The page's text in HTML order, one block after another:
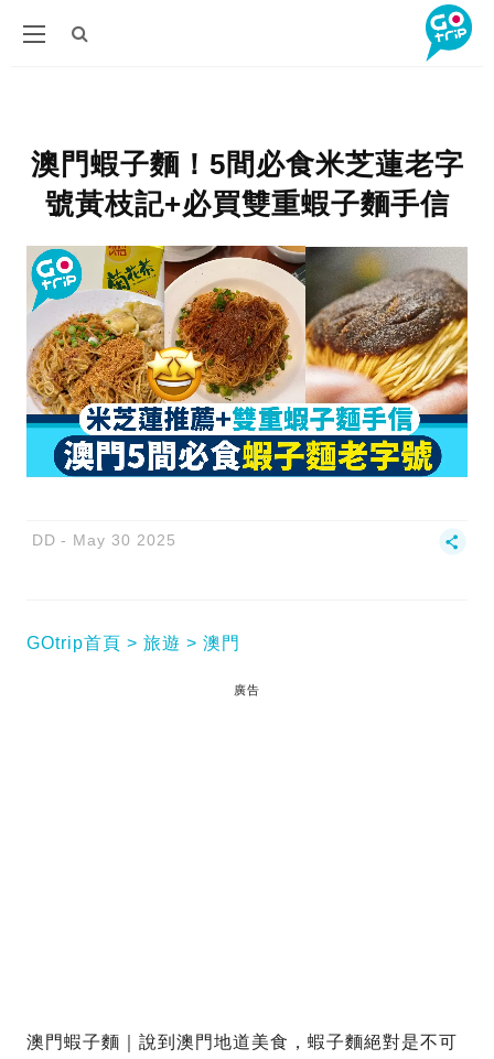
澳門蝦子麵！5間必食米芝蓮老字
號黃枝記+必買雙重蝦子麵手信
DD May 30 2025
GOtrip首頁 旅遊 澳門
廣告
澳門蝦子麵｜說到澳門地道美食，蝦子麵絕對是不可